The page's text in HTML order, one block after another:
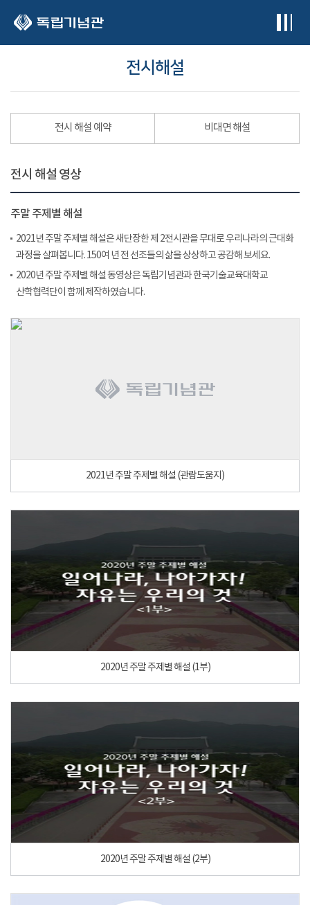
전시해설
전시 해설 예약 비대면 해설
전시 해설 영상
주말 주제별 해설
2021년 주말 주제별 해설은 새단장한 제 2전시관을 무대로 우리나라의 근대화
과정을 살펴봅니다. 150여 년 전 선조들의 삶을 상상하고 공감해 보세요.
2020년 주말 주제별 해설 동영상은 독립기념관과 한국기술교육대학교
산학협력단이 함께 제작하였습니다.
2021년 주말 주제별 해설 (관람도움지)
2020년 주말 주제별 해설 (1부)
2020년 주말 주제별 해설 (2부)